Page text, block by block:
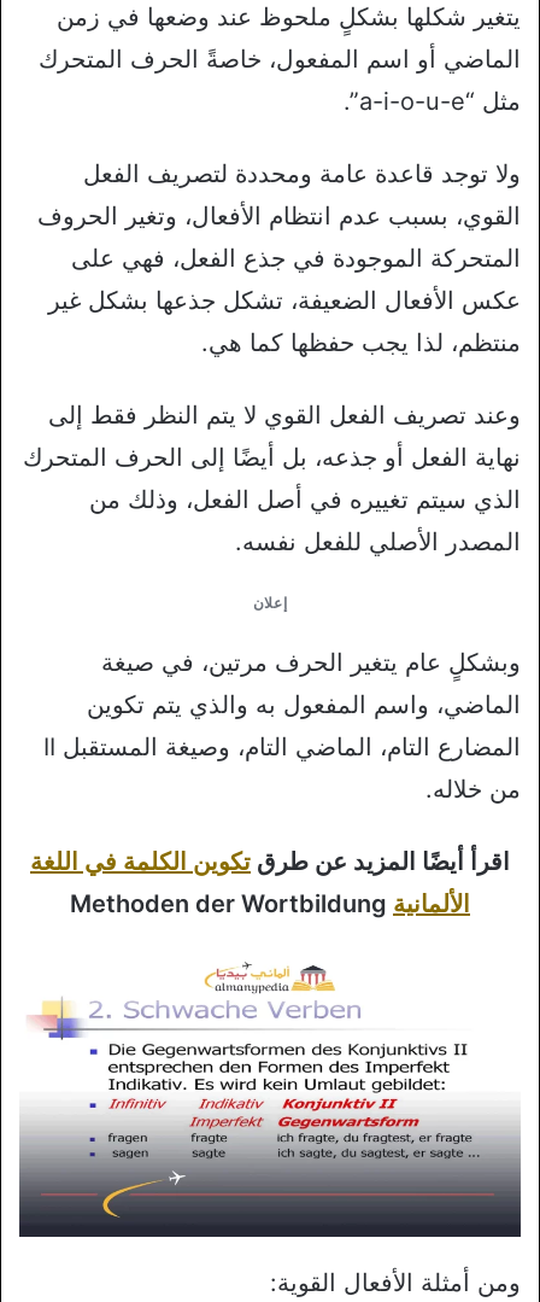
يتغير شكلها بشكلٍ ملحوظ عند وضعها في زمن
الماضي أو اسم المفعول، خاصةً الحرف المتحرك
مثل “a-i-o-u-e”.
ولا توجد قاعدة عامة ومحددة لتصريف الفعل
القوي، بسبب عدم انتظام الأفعال، وتغير الحروف
المتحركة الموجودة في جذع الفعل، فهي على
عكس الأفعال الضعيفة، تشكل جذعها بشكل غير
منتظم، لذا يجب حفظها كما هي.
وعند تصريف الفعل القوي لا يتم النظر فقط إلى
نهاية الفعل أو جذعه، بل أيضًا إلى الحرف المتحرك
الذي سيتم تغييره في أصل الفعل، وذلك من
المصدر الأصلي للفعل نفسه.
إعلان
وبشكلٍ عام يتغير الحرف مرتين، في صيغة
الماضي، واسم المفعول به والذي يتم تكوين
المضارع التام، الماضي التام، وصيغة المستقبل II
من خلاله.
اقرأ أيضًا المزيد عن طرق تكوين الكلمة في اللغة
الألمانية
ومن أمثلة الأفعال القوية: